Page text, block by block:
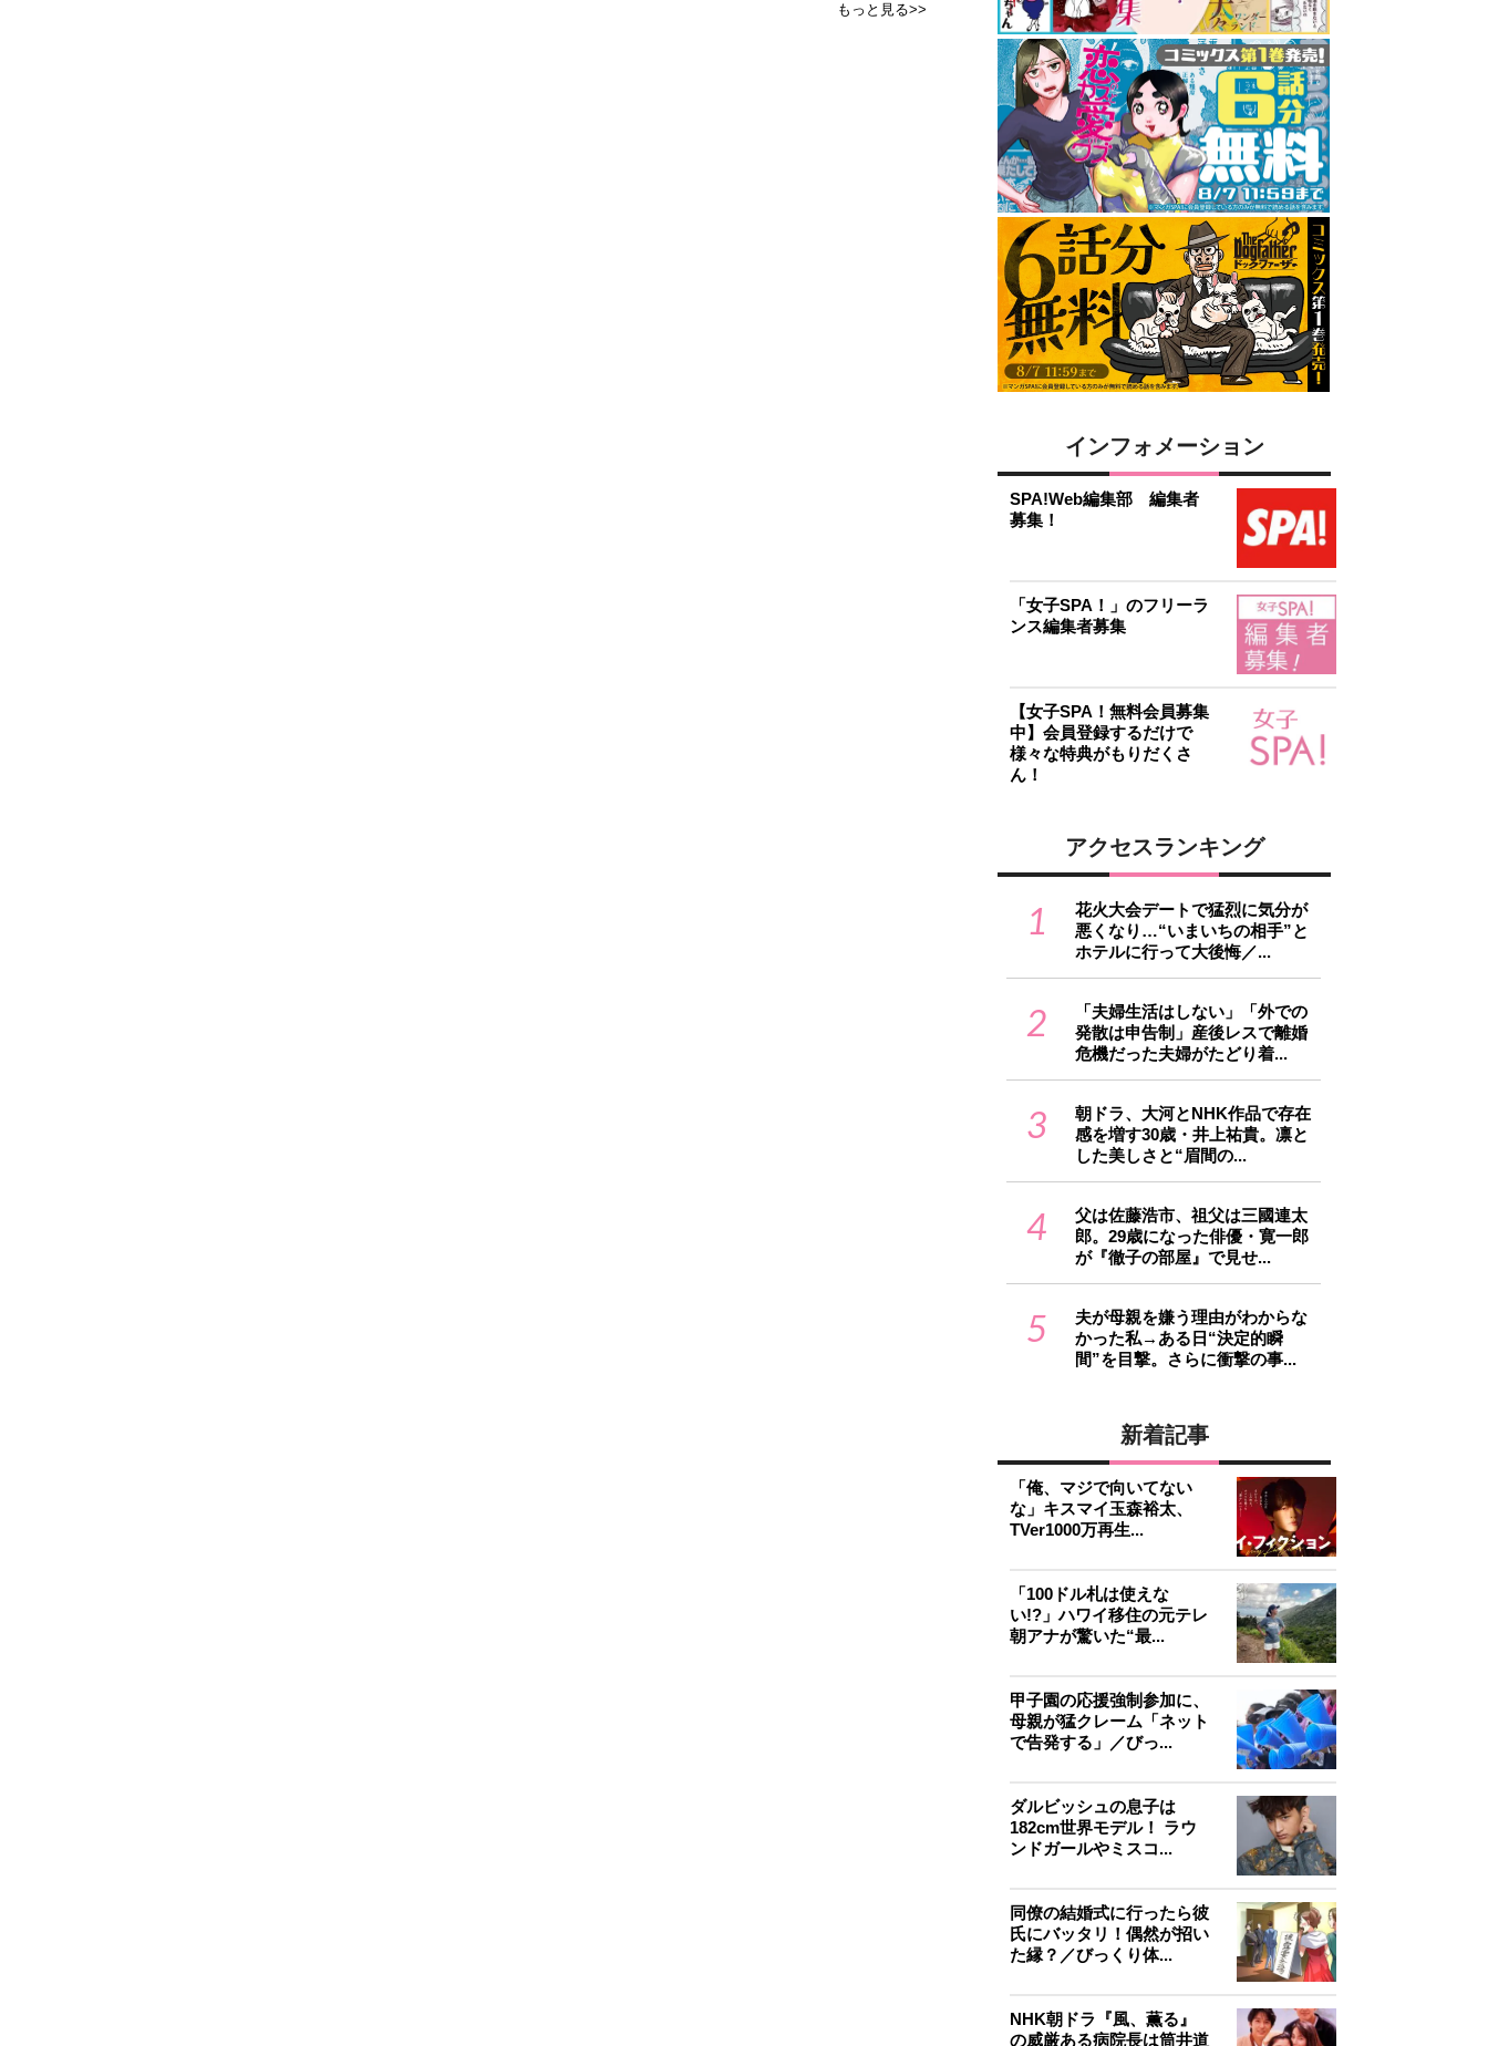
もっと見る>>
インフォメーション
SPA!Web編集部 編集者
募集！
「女子SPA！」のフリーラ
ンス編集者募集
【女子SPA！無料会員募集
中】会員登録するだけで
様々な特典がもりだくさ
ん！
アクセスランキング
1
花火大会デートで猛烈に気分が
悪くなり…“いまいちの相手”と
ホテルに行って大後悔／...
2
「夫婦生活はしない」「外での
発散は申告制」産後レスで離婚
危機だった夫婦がたどり着...
3
朝ドラ、大河とNHK作品で存在
感を増す30歳・井上祐貴。凛と
した美しさと“眉間の...
4
父は佐藤浩市、祖父は三國連太
郎。29歳になった俳優・寛一郎
が『徹子の部屋』で見せ...
5
夫が母親を嫌う理由がわからな
かった私→ある日“決定的瞬
間”を目撃。さらに衝撃の事...
新着記事
「俺、マジで向いてない
な」キスマイ玉森裕太、
TVer1000万再生...
「100ドル札は使えな
い!?」ハワイ移住の元テレ
朝アナが驚いた“最...
甲子園の応援強制参加に、
母親が猛クレーム「ネット
で告発する」／びっ...
ダルビッシュの息子は
182cm世界モデル！ ラウ
ンドガールやミスコ...
同僚の結婚式に行ったら彼
氏にバッタリ！偶然が招い
た縁？／びっくり体...
NHK朝ドラ『風、薫る』
の威厳ある病院長は筒井道